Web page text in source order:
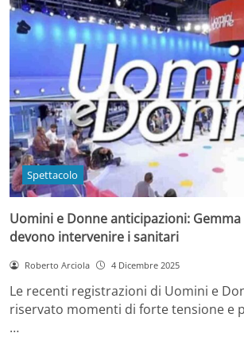
Spettacolo
Uomini e Donne anticipazioni:
devono intervenire i sanitari
Roberto Arciola 4 Dicembre 2025
Le recenti registrazioni di Uomini e
riservato momenti di forte tensione e
…